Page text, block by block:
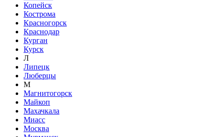
Копейск
Кострома
Красногорск
Краснодар
Курган
Курск
Л
Липецк
Люберцы
М
Магнитогорск
Майкоп
Махачкала
Миасс
Москва